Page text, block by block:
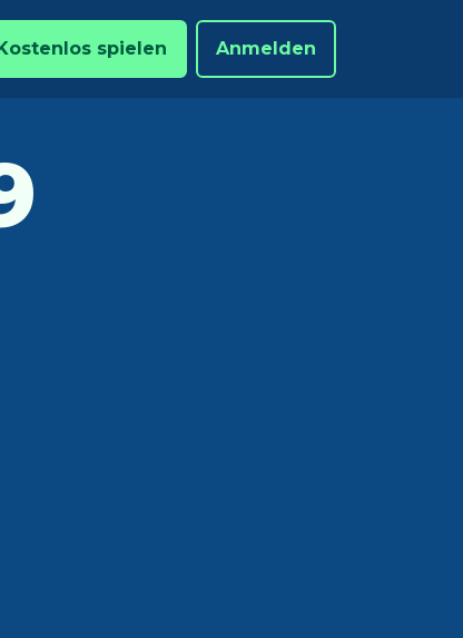
spielen Anmelden